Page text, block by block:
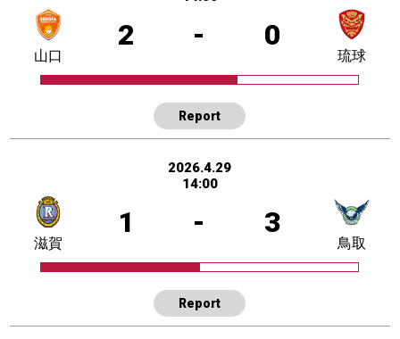
2 - 0
山口 琉球
Report
2026.4.29
14:00
1 - 3
滋賀 鳥取
Report